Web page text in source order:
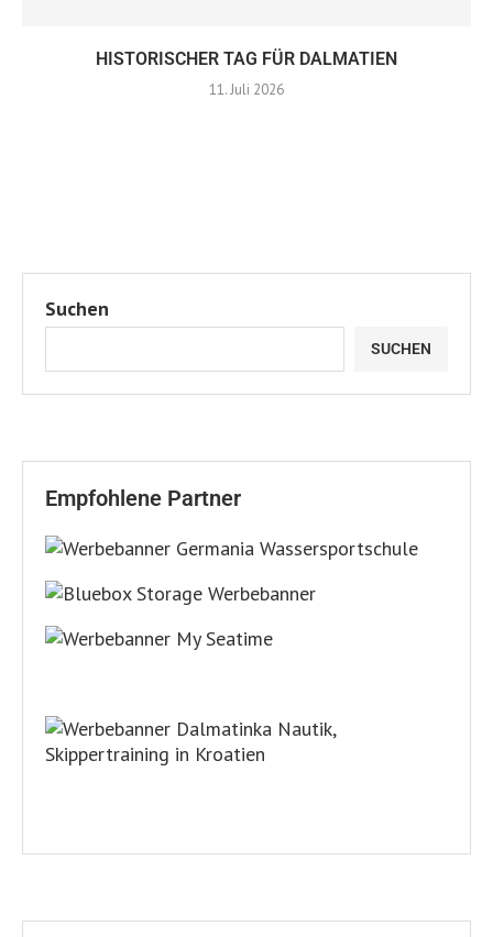
HISTORISCHER TAG FÜR DALMATIEN
11. Juli 2026
Suchen
SUCHEN
Empfohlene Partner